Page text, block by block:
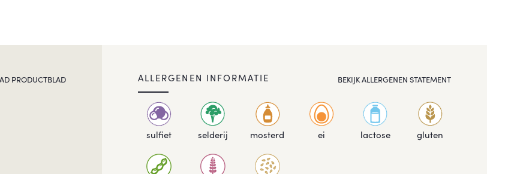
PRODUCTBLAD ALLERGENEN INFORMATIE BEKIJK ALLERGENEN STATEMENT
sulfiet selderij mosterd ei lactose gluten